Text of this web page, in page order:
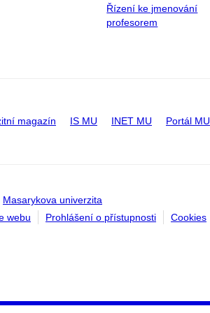
Řízení ke jmenování
profesorem
magazín IS MU INET MU Portál MU
Masarykova univerzita
webu
Prohlášení o přístupnosti Cookies